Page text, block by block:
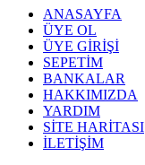
ANASAYFA
ÜYE OL
ÜYE GİRİŞİ
SEPETİM
BANKALAR
HAKKIMIZDA
YARDIM
SİTE HARİTASI
İLETİŞİM